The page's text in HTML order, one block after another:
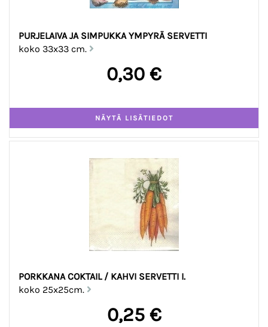
PURJELAIVA JA SIMPUKKA YMPYRÄ SERVETTI
koko 33x33 cm.
0,30 €
PORKKANA COKTAIL / KAHVI SERVETTI I.
koko 25x25cm.
0,25 €